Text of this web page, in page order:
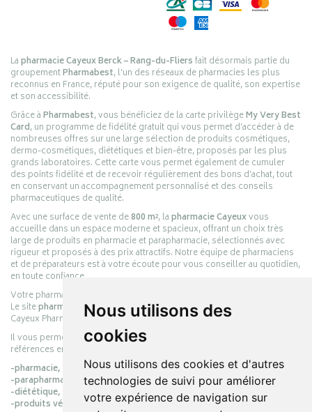
Nous utilisons des
cookies
Nous utilisons des cookies et d'autres
technologies de suivi pour améliorer
votre expérience de navigation sur
Lapharmacie Cayeux Berck – Rang-du-Fliersfait désormais partie du
groupementPharmabest, l’un des réseaux de pharmacies les plus
reconnus en France, réputé pour son exigence de qualité, son expertise
et son accessibilité.
Grâce àPharmabest, vous bénéficiez de la carte privilègeMy Very Best
Card, un programme de fidélité gratuit qui vous permet d’accéder à de
nombreuses offres sur une large sélection de produits cosmétiques,
dermo-cosmétiques, diététiques et bien-être, proposés par les plus
grands laboratoires. Cette carte vous permet également de cumuler
des points fidélité et de recevoir régulièrement des bons d’achat, tout
en conservant un accompagnement personnalisé et des conseils
pharmaceutiques de qualité.
Avec une surface de vente de800 m², lapharmacie Cayeuxvous
accueille dans un espace moderne et spacieux, offrant un choix très
large de produits en pharmacie et parapharmacie, sélectionnés avec
rigueur et proposés à des prix attractifs. Notre équipe de pharmaciens
et de préparateurs est à votre écoute pour vous conseiller au quotidien,
en toute confiance.
Votre pharmacie en ligne :
Le sitepharmacie-cayeux.frest le prolongement digital de la pharmacie
Cayeux Pharmabest Berck-sur-Mer – Rang-du-Fliers.
Il vous permet de réaliser vos achats en ligne parmi des milliers de
références en :
-pharmacie,
-parapharmacie,
-diététique,
-produits vétérinaires.